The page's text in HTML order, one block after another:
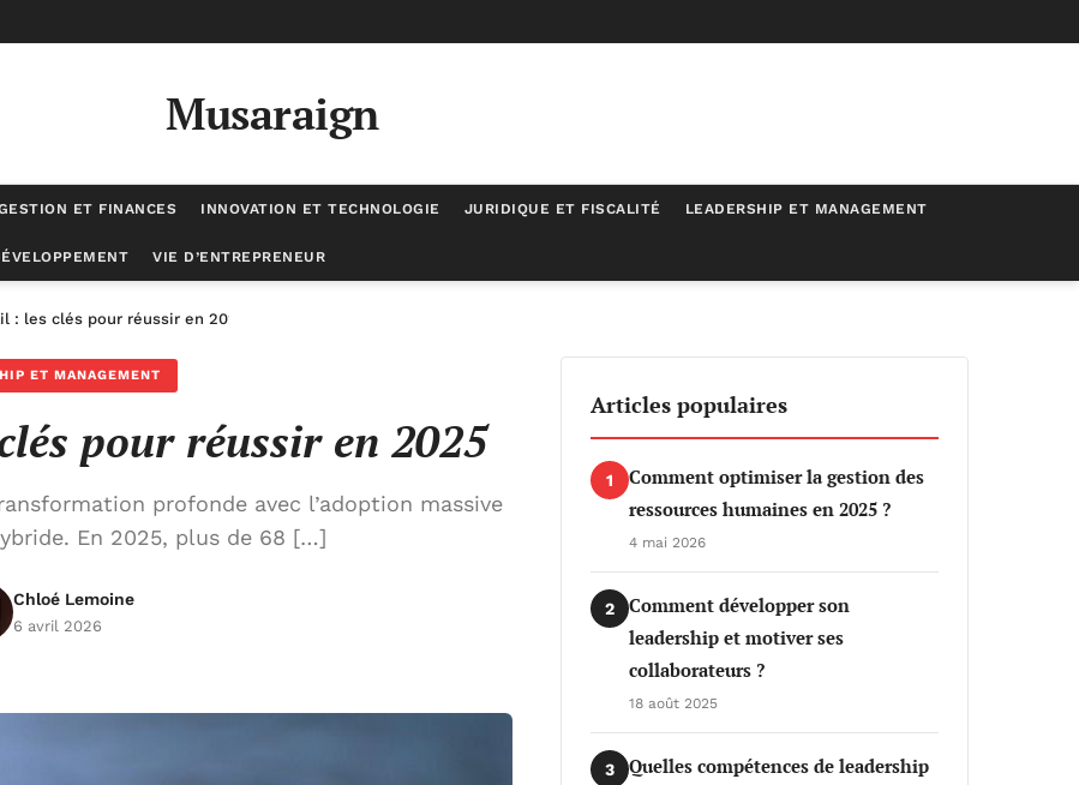
Musaraign
ET FINANCES INNOVATION ET TECHNOLOGIE JURIDIQUE ET FISCALITÉ LEADERSHIP ET MANAGEMENT
VIE D’ENTREPRENEUR
: les clés pour réussir en 2025
ET MANAGEMENT
pour réussir en 2025
profonde avec l’adoption massive
En 2025, plus de 68 […]
Chloé Lemoine
6 avril 2026
Articles populaires
1
Comment optimiser la gestion des
ressources humaines en 2025 ?
4 mai 2026
2
Comment développer son
leadership et motiver ses
collaborateurs ?
18 août 2025
3
Quelles compétences de leadership